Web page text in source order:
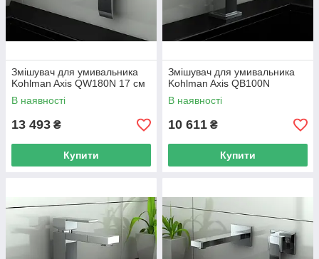
Змішувач для умивальника
Kohlman Axis QW180N 17 см
В наявності
13 493 ₴
Купити
Змішувач для умивальника
Kohlman Axis QB100N
В наявності
10 611 ₴
Купити